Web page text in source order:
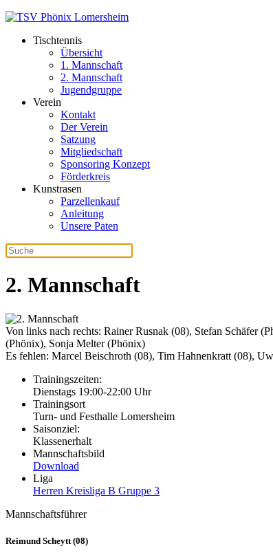
Tischtennis
Übersicht
1. Mannschaft
2. Mannschaft
Jugendgruppe
Verein
Kontakt
Der Verein
Satzung
Mitgliedschaft
Sponsoring Konzept
Förderkreis
Kunstrasen
Parzellenkauf
Anleitung
Unsere Paten
2. Mannschaft
Von links nach rechts: Rainer Rusnak (08), Stefan Schäfer
(Phönix), Sonja Melter (Phönix)
Es fehlen: Marcel Beischroth (08), Tim Hahnenkratt (08),
Trainingszeiten:
Dienstags 19:00-22:00 Uhr
Trainingsort
Turn- und Festhalle Lomersheim
Saisonziel:
Klassenerhalt
Mannschaftsbild
Download
Liga
Herren Kreisliga B Gruppe 3
Mannschaftsführer
Reimund Scheytt (08)